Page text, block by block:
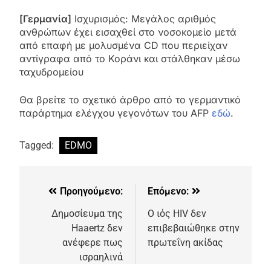
[Γερμανία] Ισχυρισμός: Μεγάλος αριθμός
ανθρώπων έχει εισαχθεί στο νοσοκομείο μετά
από επαφή με μολυσμένα CD που περιείχαν
αντίγραφα από το Κοράνι και στάλθηκαν μέσω
ταχυδρομείου
Θα βρείτε το σχετικό άρθρο από το γερμαντικό
παράρτημα ελέγχου γεγονότων του AFP εδώ.
Tagged: EDMO
Προηγούμενο:
Δημοσίευμα της
Haaertz δεν
ανέφερε πως
ισραηλινά
Επόμενο:
Ο ιός HIV δεν
επιβεβαιώθηκε στην
πρωτεΐνη ακίδας